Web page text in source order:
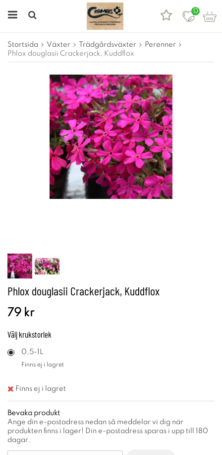
0
Startsida Växter Trädgårdsväxter
Perenner
Phlox douglasii Crackerjack, Kuddflox
Phlox douglasii Crackerjack, Kuddflox
79 kr
Välj krukstorlek
0,5-1L
Finns ej i lagret
Finns ej i lagret
Bevaka produkt
Ange din e-postadress nedan så meddelar vi dig när
produkten finns i lager! Din e-postadress sparas i upp till 180
dagar.